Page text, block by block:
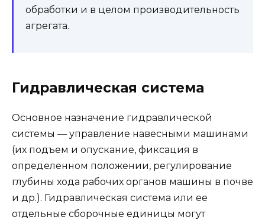
обработки и в целом производительность
агрегата.
Гидравлическая система
Основное назначение гидравлической
системы — управление навесными машинами
(их подъем и опускание, фиксация в
определенном положении, регулирование
глубины хода рабочих органов машины в почве
и др.). Гидравлическая система или ее
отдельные сборочные единицы могут